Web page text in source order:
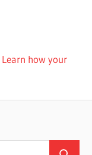
Learn how your